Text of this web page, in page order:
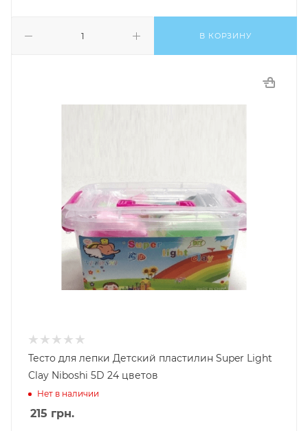
В КОРЗИНУ
Тесто для лепки Детский пластилин Super Light
Clay Niboshi 5D 24 цветов
Нет в наличии
215 грн.